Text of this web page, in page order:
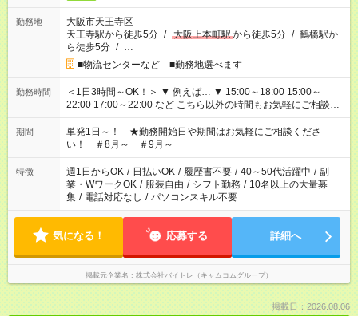
勤務地
大阪市天王寺区
天王寺駅から徒歩5分 / 大阪上本町駅から徒歩5分 / 鶴橋駅か
ら徒歩5分 / …
■物流センターなど ■勤務地選べます
勤務時間
＜1日3時間～OK！＞ ▼ 例えば… ▼ 15:00～18:00 15:00～
22:00 17:00～22:00 など こちら以外の時間もお気軽にご相談く
ださい！
期間
単発1日～！ ★勤務開始日や期間はお気軽にご相談くださ
い！ ＃8月～ ＃9月～
特徴 週1日からOK / 日払いOK / 履歴書不要 / 40～50代活躍中 / 副
業・WワークOK / 服装自由 / シフト勤務 / 10名以上の大量募
集 / 電話対応なし / パソコンスキル不要
気になる！ 応募する 詳細へ
掲載元企業名 株式会社バイトレ（キャムコムグループ）
掲載日：2026.08.06